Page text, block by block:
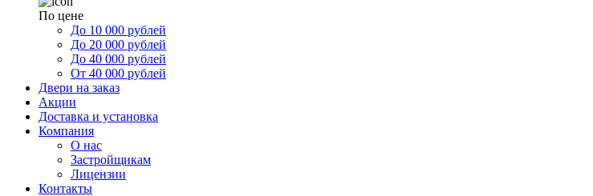
По цене
До 10 000 рублей
До 20 000 рублей
До 40 000 рублей
От 40 000 рублей
Двери на заказ
Акции
Доставка и установка
Компания
О нас
Застройщикам
Лицензии
Контакты